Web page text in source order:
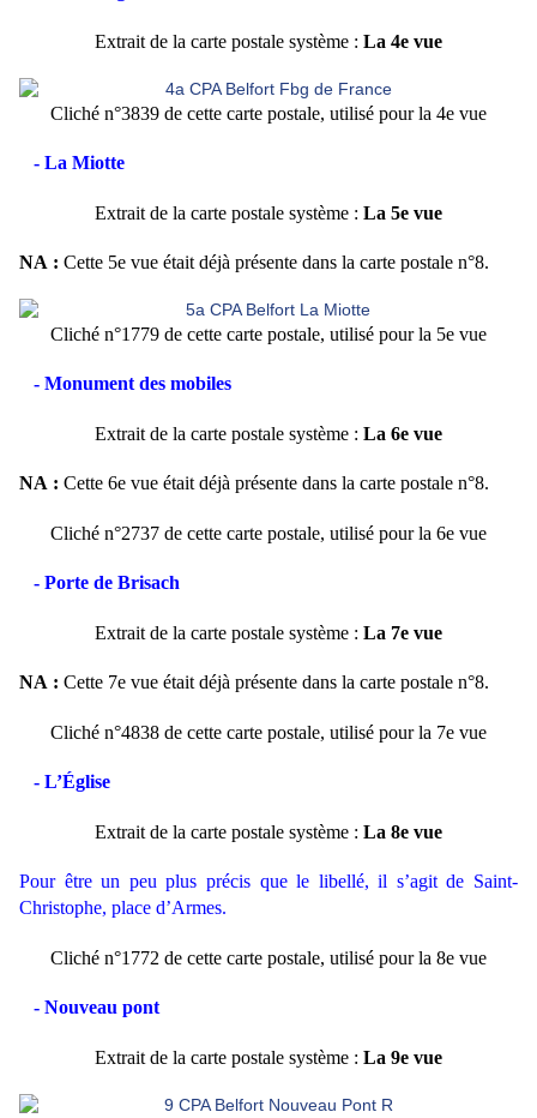
Extrait de la carte postale système : La 4e vue
Cliché n°3839 de cette carte postale, utilisé pour la 4e vue
- La Miotte
Extrait de la carte postale système : La 5e vue
NA : Cette 5e vue était déjà présente dans la carte postale n°8.
Cliché n°1779 de cette carte postale, utilisé pour la 5e vue
- Monument des mobiles
Extrait de la carte postale système : La 6e vue
NA : Cette 6e vue était déjà présente dans la carte postale n°8.
Cliché n°2737 de cette carte postale, utilisé pour la 6e vue
- Porte de Brisach
Extrait de la carte postale système : La 7e vue
NA : Cette 7e vue était déjà présente dans la carte postale n°8.
Cliché n°4838 de cette carte postale, utilisé pour la 7e vue
- L’Église
Extrait de la carte postale système : La 8e vue
Pour être un peu plus précis que le libellé, il s’agit de Saint-
Christophe, place d’Armes.
Cliché n°1772 de cette carte postale, utilisé pour la 8e vue
- Nouveau pont
Extrait de la carte postale système : La 9e vue